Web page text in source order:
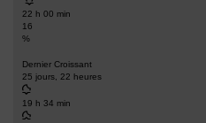
22 h 00 min
16
%
Dernier Croissant
25 jours, 22 heures
19 h 34 min